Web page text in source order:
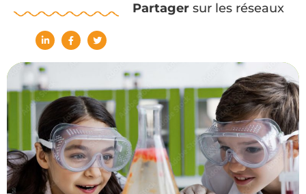
Partagersur les réseaux